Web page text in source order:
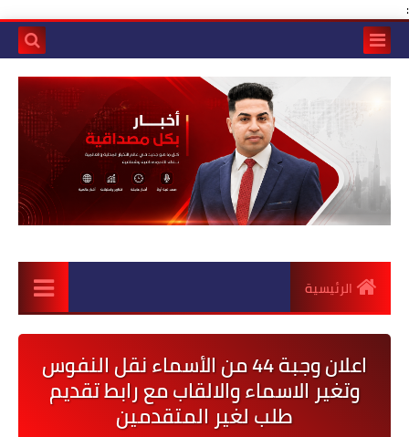
:
الرئيسية
اعلان وجبة 44 من الأسماء نقل النفوس
وتغير الاسماء والالقاب مع رابط تقديم
طلب لغير المتقدمين